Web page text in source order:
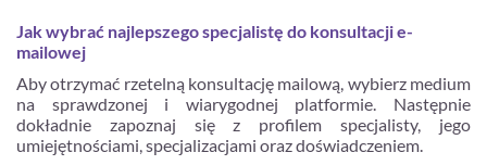
Jak wybrać najlepszego specjalistę do konsultacji e-
mailowej
Aby otrzymać rzetelną konsultację mailową, wybierz medium
na sprawdzonej i wiarygodnej platformie. Następnie
dokładnie zapoznaj się z profilem specjalisty, jego
umiejętnościami, specjalizacjami oraz doświadczeniem.